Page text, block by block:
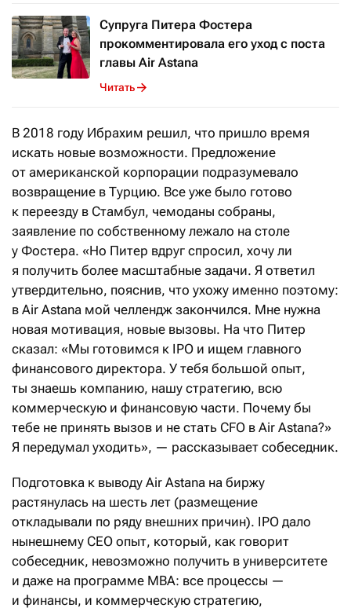
Супруга Питера Фостера
прокомментировала его уход с поста
главы Air Astana
Читать
В 2018 году Ибрахим решил, что пришло время
искать новые возможности. Предложение
от американской корпорации подразумевало
возвращение в Турцию. Все уже было готово
к переезду в Стамбул, чемоданы собраны,
заявление по собственному лежало на столе
у Фостера. «Но Питер вдруг спросил, хочу ли
я получить более масштабные задачи. Я ответил
утвердительно, пояснив, что ухожу именно поэтому:
в Air Astana мой челлендж закончился. Мне нужна
новая мотивация, новые вызовы. На что Питер
сказал: «Мы готовимся к IPO и ищем главного
финансового директора. У тебя большой опыт,
ты знаешь компанию, нашу стратегию, всю
коммерческую и финансовую части. Почему бы
тебе не принять вызов и не стать CFO в Air Astana?»
Я передумал уходить», — рассказывает собеседник.
Подготовка к выводу Air Astana на биржу
растянулась на шесть лет (размещение
откладывали по ряду внешних причин). IPO дало
нынешнему CEO опыт, который, как говорит
собеседник, невозможно получить в университете
и даже на программе MBA: все процессы —
и финансы, и коммерческую стратегию,